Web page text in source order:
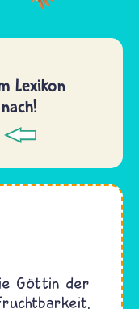
Lexikon
Göttin der